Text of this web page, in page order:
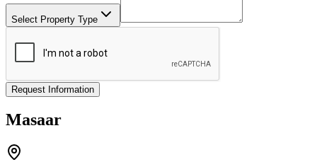
Select Property Type
Request Information
Masaar